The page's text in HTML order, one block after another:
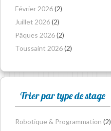
Février 2026(2)
Juillet 2026(2)
Pâques 2026(2)
Toussaint 2026(2)
Trier par type de stage
Robotique & Programmation (2)